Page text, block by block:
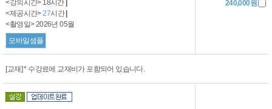
<강의시간> 18시간
<제공시간>27시간
<촬영일> 2026년 05월
모바일샘플
240,000원
[교재] * 수강료에 교재비가 포함되어 있습니다.